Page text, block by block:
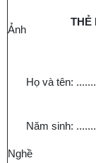
Ảnh
THẺ
Họ và tên:
Năm sinh:
Nghề